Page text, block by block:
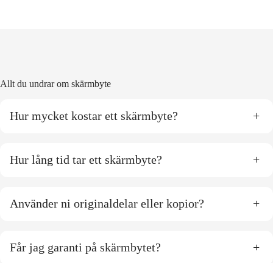
Allt du undrar om skärmbyte
Hur mycket kostar ett skärmbyte? +
Hur lång tid tar ett skärmbyte? +
Använder ni originaldelar eller kopior? +
Får jag garanti på skärmbytet? +